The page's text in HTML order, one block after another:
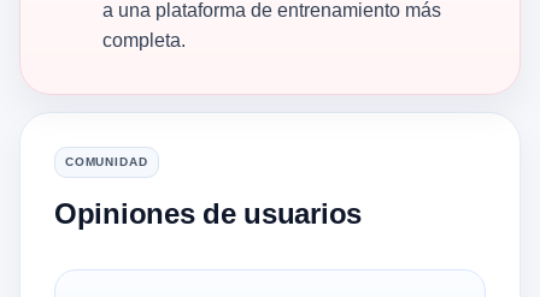
a una plataforma de entrenamiento más
completa.
COMUNIDAD
Opiniones de usuarios